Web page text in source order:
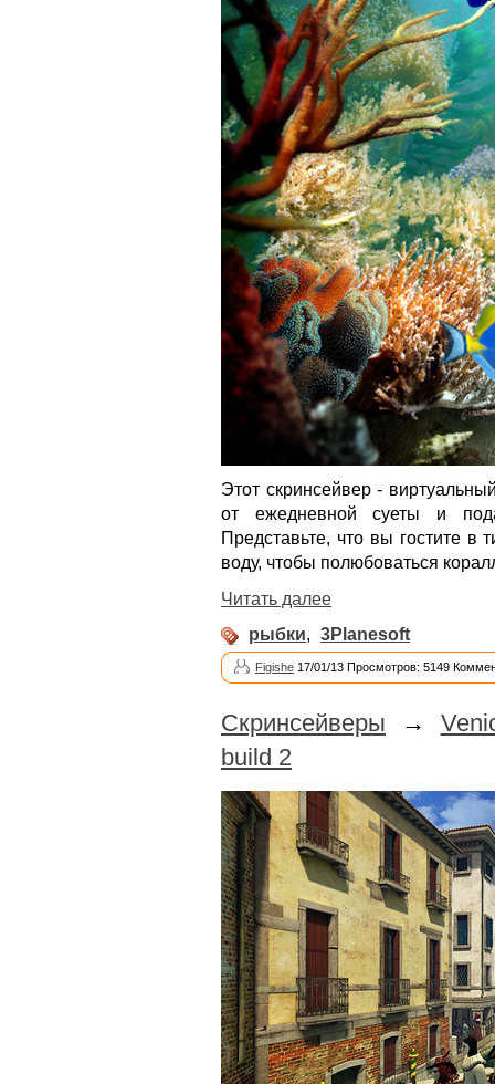
Этот скринсейвер -
от ежедневной суеты и
Представьте, что вы гостите в
воду, чтобы полюбоваться
Читать далее
рыбки, 3Planesoft
Figishe 17/01/13 Просмотров: 5149
Скринсейверы →
build 2